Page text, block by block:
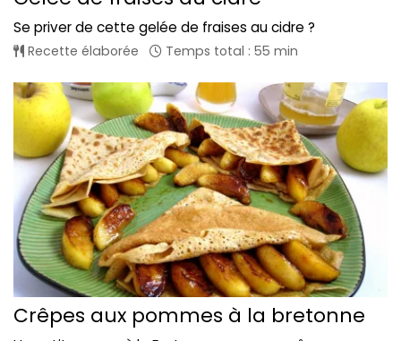
Se priver de cette gelée de fraises au cidre ?
Recette élaborée Temps total : 55 min
Crêpes aux pommes à la bretonne